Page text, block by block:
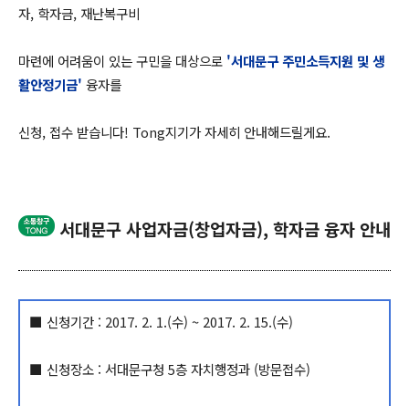
자, 학자금, 재난복구비
마련에 어려움이 있는 구민을 대상으로 '서대문구 주민소득지원 및 생
활안정기금' 융자를
신청, 접수 받습니다! Tong지기가 자세히 안내해드릴게요.
서대문구 사업자금(창업자금), 학자금 융자 안내
■ 신청기간 : 2017. 2. 1.(수) ~ 2017. 2. 15.(수)
■ 신청장소 : 서대문구청 5층 자치행정과 (방문접수)